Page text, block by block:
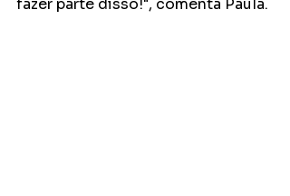
fazer parte disso!", comenta Paula.